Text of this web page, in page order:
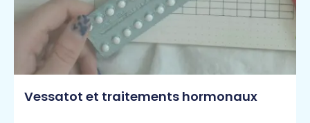
Vessatot et traitements hormonaux